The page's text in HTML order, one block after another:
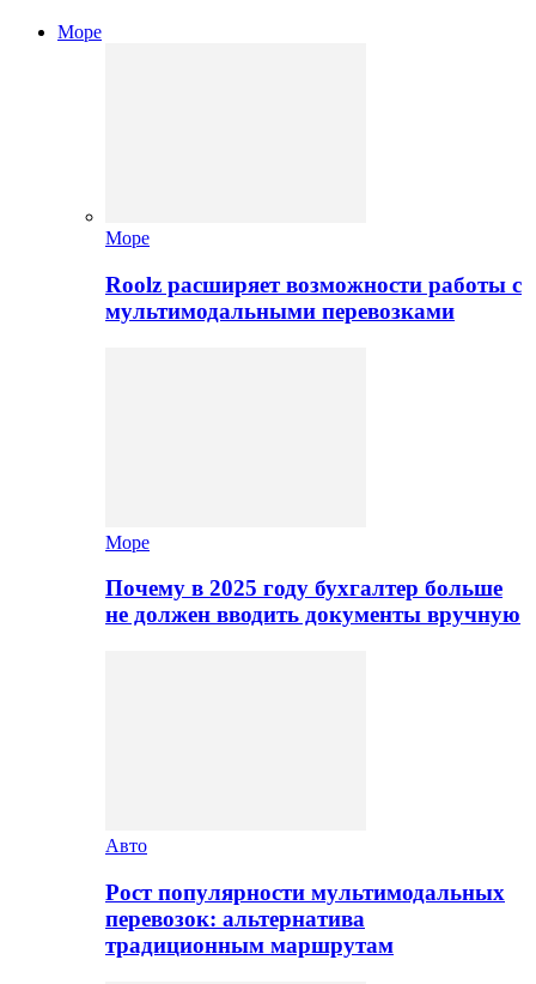
Море
Море
Roolz расширяет возможности работы с
мультимодальными перевозками
Море
Почему в 2025 году бухгалтер больше
не должен вводить документы вручную
Авто
Рост популярности мультимодальных
перевозок: альтернатива
традиционным маршрутам